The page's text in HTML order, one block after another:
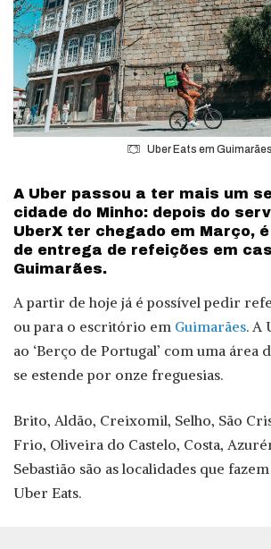
Uber Eats em Guimarães
A Uber passou a ter mais um
cidade do Minho: depois do
UberX ter chegado em Março,
de entrega de refeições em
Guimarães.
A partir de hoje já é possível pedir
ou para o escritório em Guimarães. A
ao ‘Berço de Portugal’ com uma área
se estende por onze freguesias.
Brito, Aldão, Creixomil, Selho, São
Frio, Oliveira do Castelo, Costa,
Sebastião são as localidades que fazem
Uber Eats.